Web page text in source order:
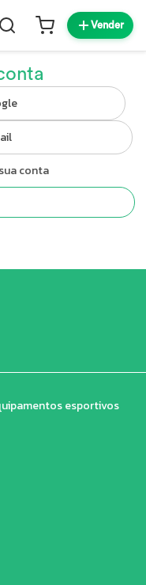
Vender
conta
esportivos